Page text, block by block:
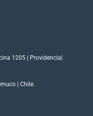
1205 | Providencia|
| Chile.